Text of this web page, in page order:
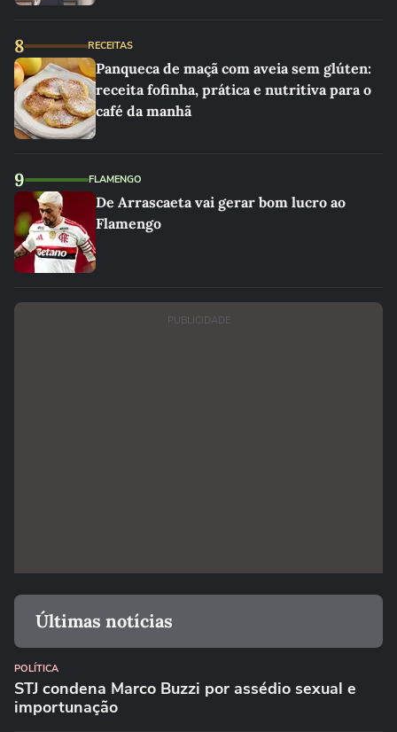
8 RECEITAS
Panqueca de maçã com aveia sem glúten:
receita fofinha, prática e nutritiva para o
café da manhã
9 FLAMENGO
De Arrascaeta vai gerar bom lucro ao
Flamengo
PUBLICIDADE
Últimas notícias
POLÍTICA
STJ condena Marco Buzzi por assédio sexual e
importunação